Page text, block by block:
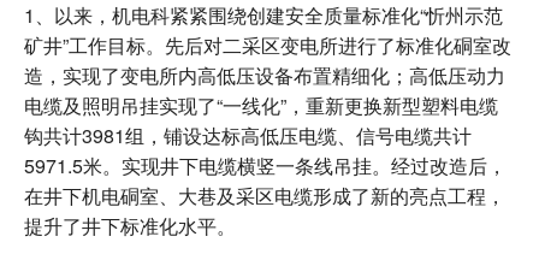
1、以来，机电科紧紧围绕创建安全质量标准化“忻州示范
矿井”工作目标。先后对二采区变电所进行了标准化硐室改
造，实现了变电所内高低压设备布置精细化；高低压动力
电缆及照明吊挂实现了“一线化”，重新更换新型塑料电缆
钩共计3981组，铺设达标高低压电缆、信号电缆共计
5971.5米。实现井下电缆横竖一条线吊挂。经过改造后，
在井下机电硐室、大巷及采区电缆形成了新的亮点工程，
提升了井下标准化水平。